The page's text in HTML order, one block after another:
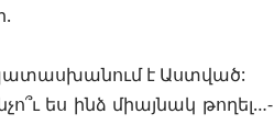
պատասխանում է Աստված:
ես ինձ միայնակ թողել…-